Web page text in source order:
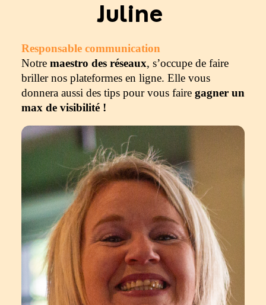
Juline
Responsable communication
Notre maestro des réseaux, s’occupe de faire
briller nos plateformes en ligne. Elle vous
donnera aussi des tips pour vous faire gagner un
max de visibilité !